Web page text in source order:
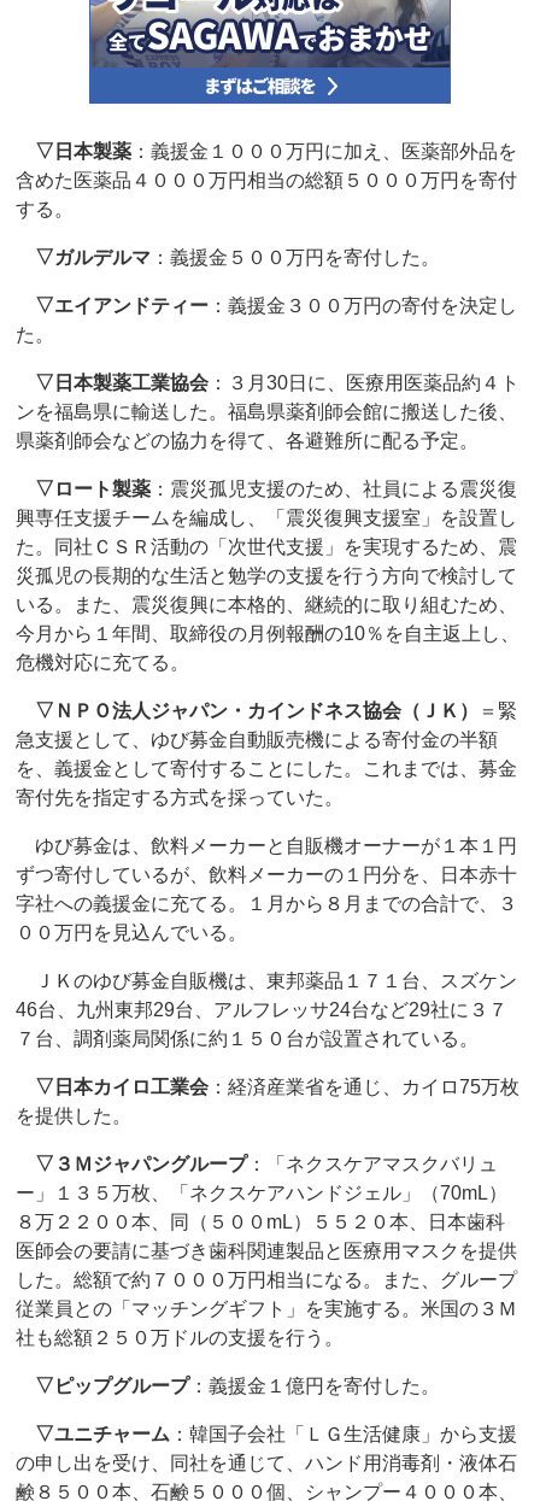
▽日本製薬 ：義援金１０００万円に加え、医薬部外品を
含めた医薬品４０００万円相当の総額５０００万円を寄付
する。
▽ガルデルマ ：義援金５００万円を寄付した。
▽エイアンドティー ：義援金３００万円の寄付を決定し
た。
▽日本製薬工業協会 ：３月30日に、医療用医薬品約４ト
ンを福島県に輸送した。福島県薬剤師会館に搬送した後、
県薬剤師会などの協力を得て、各避難所に配る予定。
▽ロート製薬 ：震災孤児支援のため、社員による震災復
興専任支援チームを編成し、「震災復興支援室」を設置し
た。同社ＣＳＲ活動の「次世代支援」を実現するため、震
災孤児の長期的な生活と勉学の支援を行う方向で検討して
いる。また、震災復興に本格的、継続的に取り組むため、
今月から１年間、取締役の月例報酬の10％を自主返上し、
危機対応に充てる。
▽ＮＰＯ法人ジャパン・カインドネス協会（ＪＫ）
＝緊
急支援として、ゆび募金自動販売機による寄付金の半額
を、義援金として寄付することにした。これまでは、募金
寄付先を指定する方式を採っていた。
ゆび募金は、飲料メーカーと自販機オーナーが１本１円
ずつ寄付しているが、飲料メーカーの１円分を、日本赤十
字社への義援金に充てる。１月から８月までの合計で、３
００万円を見込んでいる。
ＪＫのゆび募金自販機は、東邦薬品１７１台、スズケン
46台、九州東邦29台、アルフレッサ24台など29社に３７
７台、調剤薬局関係に約１５０台が設置されている。
▽日本カイロ工業会 ：経済産業省を通じ、カイロ75万枚
を提供した。
▽３Ｍジャパングループ：「ネクスケアマスクバリュ
ー」１３５万枚、「ネクスケアハンドジェル」（70mL）
８万２２００本、同（５００mL）５５２０本、日本歯科
医師会の要請に基づき歯科関連製品と医療用マスクを提供
した。総額で約７０００万円相当になる。また、グループ
従業員との「マッチングギフト」を実施する。米国の３Ｍ
社も総額２５０万ドルの支援を行う。
▽ピップグループ：義援金１億円を寄付した。
▽ユニチャーム ：韓国子会社「ＬＧ生活健康」から支援
の申し出を受け、同社を通じて、ハンド用消毒剤・液体石
鹸８５００本、石鹸５０００個、シャンプー４０００本、